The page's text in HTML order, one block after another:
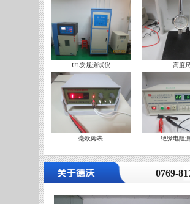
UL安规测试仪 高度尺
毫欧姆表 绝缘电阻
0769-